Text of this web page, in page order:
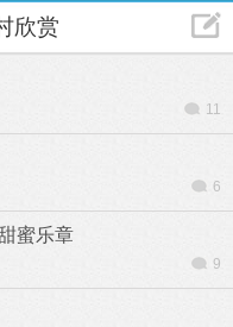
欣赏
11
6
蜜乐章
9